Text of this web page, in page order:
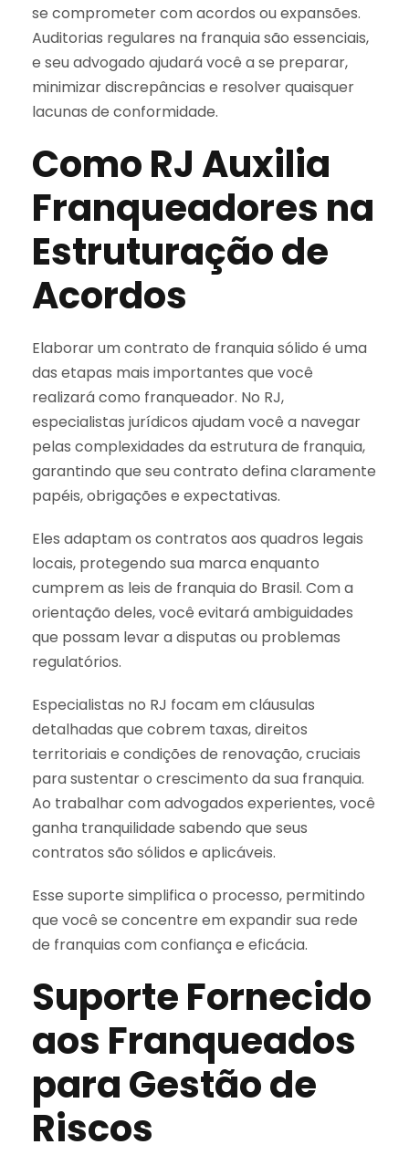
se comprometer com acordos ou expansões.
Auditorias regulares na franquia são essenciais,
e seu advogado ajudará você a se preparar,
minimizar discrepâncias e resolver quaisquer
lacunas de conformidade.
Como RJ Auxilia
Franqueadores na
Estruturação de
Acordos
Elaborar um contrato de franquia sólido é uma
das etapas mais importantes que você
realizará como franqueador. No RJ,
especialistas jurídicos ajudam você a navegar
pelas complexidades da estrutura de franquia,
garantindo que seu contrato defina claramente
papéis, obrigações e expectativas.
Eles adaptam os contratos aos quadros legais
locais, protegendo sua marca enquanto
cumprem as leis de franquia do Brasil. Com a
orientação deles, você evitará ambiguidades
que possam levar a disputas ou problemas
regulatórios.
Especialistas no RJ focam em cláusulas
detalhadas que cobrem taxas, direitos
territoriais e condições de renovação, cruciais
para sustentar o crescimento da sua franquia.
Ao trabalhar com advogados experientes, você
ganha tranquilidade sabendo que seus
contratos são sólidos e aplicáveis.
Esse suporte simplifica o processo, permitindo
que você se concentre em expandir sua rede
de franquias com confiança e eficácia.
Suporte Fornecido
aos Franqueados
para Gestão de
Riscos